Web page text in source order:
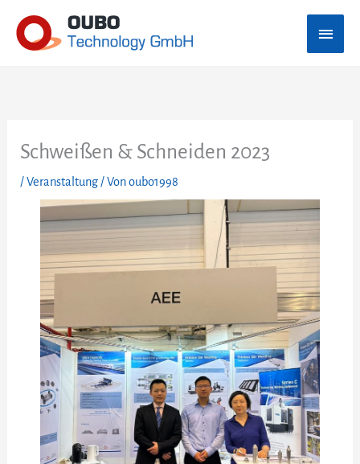
Inhalt
Schweißen & Schneiden 2023
/Veranstaltung/ Vonoubo1998